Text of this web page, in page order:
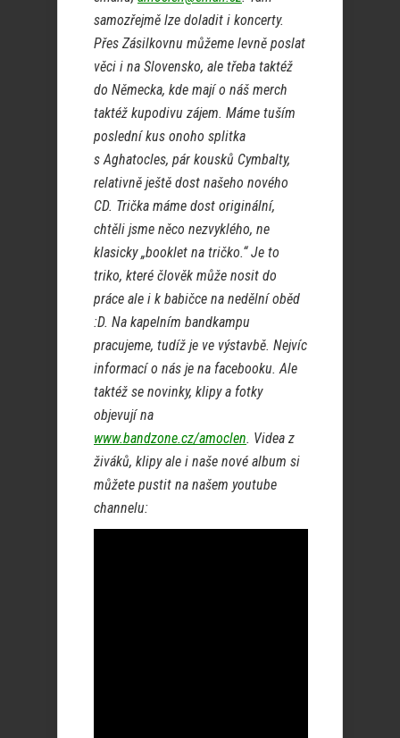
samozřejmě lze doladit i koncerty.
Přes Zásilkovnu můžeme levně poslat
věci i na Slovensko, ale třeba taktéž
do Německa, kde mají o náš merch
taktéž kupodivu zájem. Máme tuším
poslední kus onoho splitka
s Aghatocles, pár kousků Cymbalty,
relativně ještě dost našeho nového
CD. Trička máme dost originální,
chtěli jsme něco nezvyklého, ne
klasicky „booklet na tričko.“ Je to
triko, které člověk může nosit do
práce ale i k babičce na nedělní oběd
:D. Na kapelním bandkampu
pracujeme, tudíž je ve výstavbě. Nejvíc
informací o nás je na facebooku. Ale
taktéž se novinky, klipy a fotky
objevují na
www.bandzone.cz/amoclen. Videa z
živáků, klipy ale i naše nové album si
můžete pustit na našem youtube
channelu: